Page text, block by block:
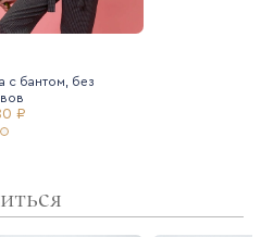
с бантом, без
₽